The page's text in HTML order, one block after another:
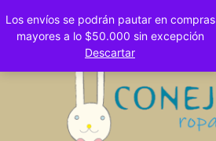
Los envíos se podrán pautar en compras
mayores a lo $50.000 sin excepción
Descartar